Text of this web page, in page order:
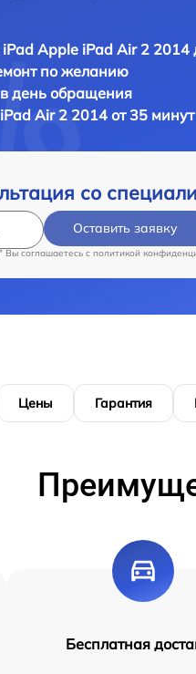
iPad Apple iPad Air 2 2014
по желанию
в день обращения
Air 2 2014 от 35 минут
со
Оставить заявку
Вы соглашаетесь c политикой
Цены Гарантия
Бесплатная